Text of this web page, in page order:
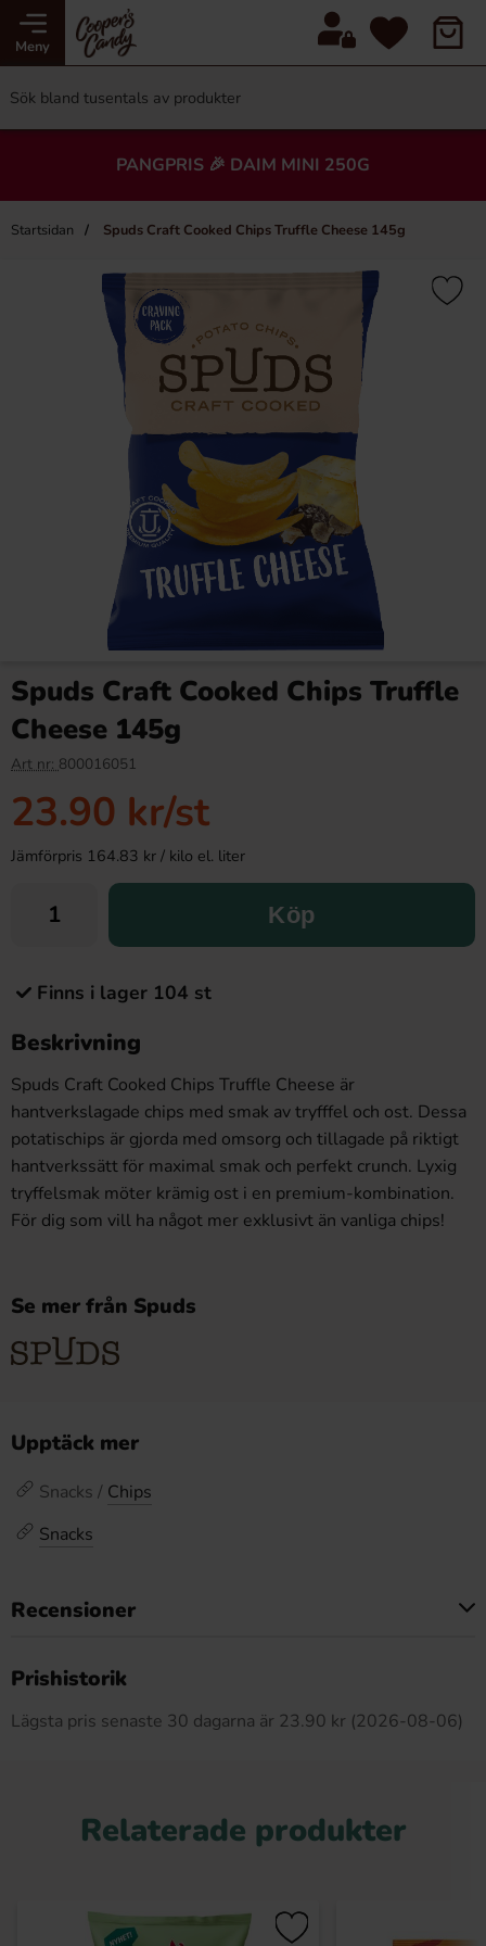
Meny
PANGPRIS 🎉 DAIM MINI 250G
Startsidan Spuds Craft Cooked Chips Truffle Cheese 145g
Spuds Craft Cooked Chips Truffle
Cheese 145g
Art nr: 800016051
23.90 kr/st
Jämförpris 164.83 kr / kilo el. liter
Köp
Finns i lager 104 st
Beskrivning
Spuds Craft Cooked Chips Truffle Cheese är
hantverkslagade chips med smak av tryfffel och ost. Dessa
potatischips är gjorda med omsorg och tillagade på riktigt
hantverkssätt för maximal smak och perfekt crunch. Lyxig
tryffelsmak möter krämig ost i en premium-kombination.
För dig som vill ha något mer exklusivt än vanliga chips!
Se mer från Spuds
Upptäck mer
Snacks / Chips
Snacks
Recensioner
Prishistorik
Lägsta pris senaste 30 dagarna är 23.90 kr (2026-08-06)
Relaterade produkter